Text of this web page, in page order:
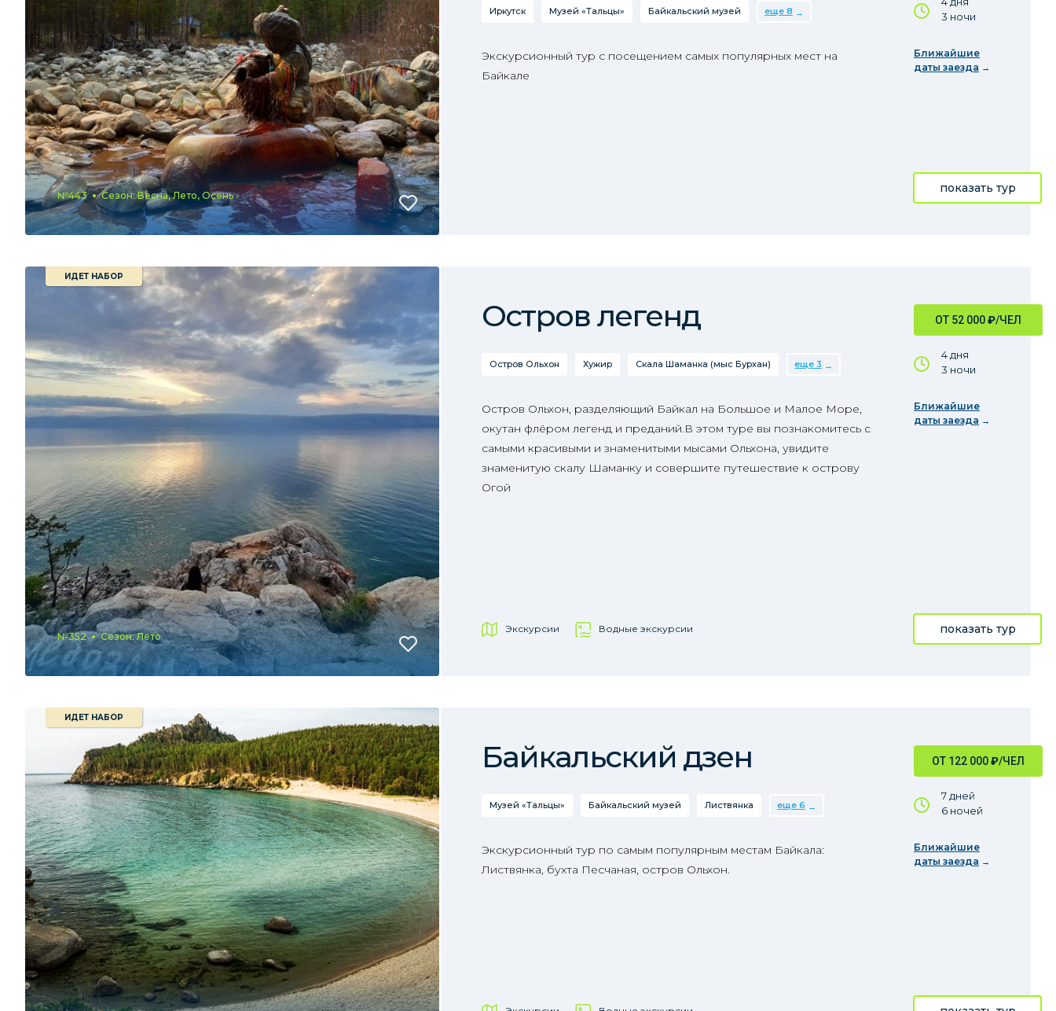
№443 Сезон: Весна, Лето, Осень
3 ночи
Ближайшие
даты заезда
Иркутск Музей «Тальцы» Байкальский музей еще 8
Экскурсионный тур с посещением самых популярных мест на
Байкале
показать тур
ИДЕТ НАБОР
№352 Сезон: Лето
ОТ 52 000₽/ЧЕЛ
4 дня
3 ночи
Ближайшие
даты заезда
Остров легенд
Остров Ольхон Хужир Скала Шаманка (мыс Бурхан) еще 3
Остров Ольхон, разделяющий Байкал на Большое и Малое Море,
окутан флёром легенд и преданий.В этом туре вы познакомитесь с
самыми красивыми и знаменитыми мысами Ольхона, увидите
знаменитую скалу Шаманку и совершите путешествие к острову
Огой
Экскурсии Водные экскурсии показать тур
ИДЕТ НАБОР
ОТ 122 000₽/ЧЕЛ
7 дней
6 ночей
Ближайшие
даты заезда
Байкальский дзен
Музей «Тальцы» Байкальский музей Листвянка еще 6
Экскурсионный тур по самым популярным местам Байкала:
Листвянка, бухта Песчаная, остров Ольхон.